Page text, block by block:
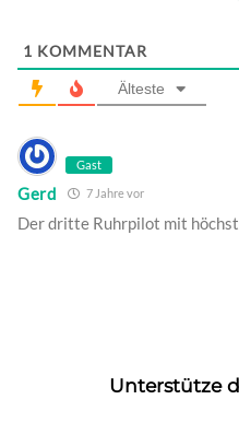
1 KOMMENTAR
Älteste
Gast
Gerd 7 Jahre vor
Der dritte Ruhrpilot mit
Unterstütze